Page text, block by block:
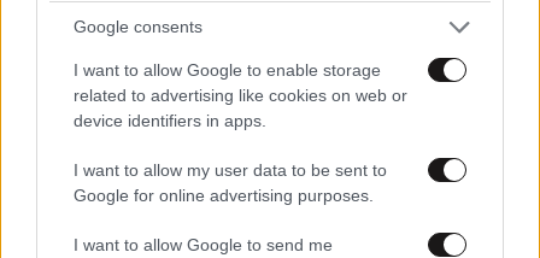
Google consents
I want to allow Google to enable storage
related to advertising like cookies on web or
device identifiers in apps.
I want to allow my user data to be sent to
Google for online advertising purposes.
I want to allow Google to send me
ιδανικό πρόγραμμα καθώς μεγαλώνετε